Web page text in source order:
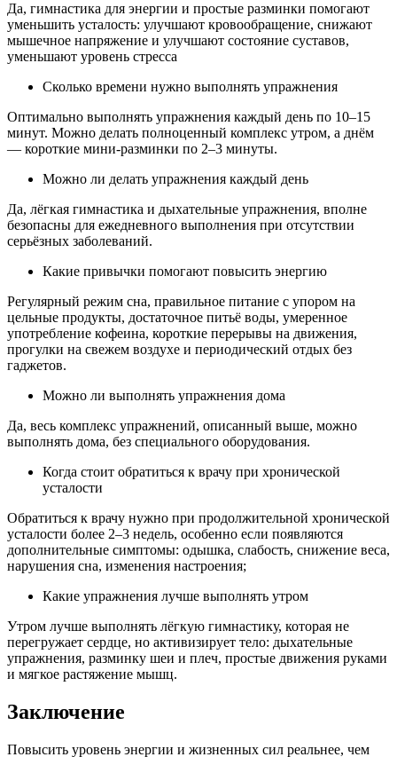
Да, гимнастика для энергии и простые разминки помогают
уменьшить усталость: улучшают кровообращение, снижают
мышечное напряжение и улучшают состояние суставов,
уменьшают уровень стресса
Сколько времени нужно выполнять упражнения
Оптимально выполнять упражнения каждый день по 10–15
минут. Можно делать полноценный комплекс утром, а днём
— короткие мини‑разминки по 2–3 минуты.
Можно ли делать упражнения каждый день
Да, лёгкая гимнастика и дыхательные упражнения, вполне
безопасны для ежедневного выполнения при отсутствии
серьёзных заболеваний.
Какие привычки помогают повысить энергию
Регулярный режим сна, правильное питание с упором на
цельные продукты, достаточное питьё воды, умеренное
употребление кофеина, короткие перерывы на движения,
прогулки на свежем воздухе и периодический отдых без
гаджетов.
Можно ли выполнять упражнения дома
Да, весь комплекс упражнений, описанный выше, можно
выполнять дома, без специального оборудования.
Когда стоит обратиться к врачу при хронической
усталости
Обратиться к врачу нужно при продолжительной хронической
усталости более 2–3 недель, особенно если появляются
дополнительные симптомы: одышка, слабость, снижение веса,
нарушения сна, изменения настроения;
Какие упражнения лучше выполнять утром
Утром лучше выполнять лёгкую гимнастику, которая не
перегружает сердце, но активизирует тело: дыхательные
упражнения, разминку шеи и плеч, простые движения руками
и мягкое растяжение мышц.
Заключение
Повысить уровень энергии и жизненных сил реальнее, чем